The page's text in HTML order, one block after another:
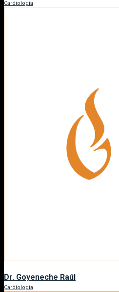
Cardiología
Dr. Goyeneche Raúl
Cardiología